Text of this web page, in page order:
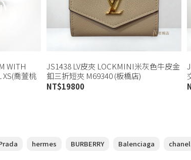
WITH
XS(喬萱桃
JS1438 LV皮夾 LOCKMINI米灰色牛皮金
釦三折短夾 M69340 (板橋店)
NT$19800
hermes BURBERRY Balenciaga chanel